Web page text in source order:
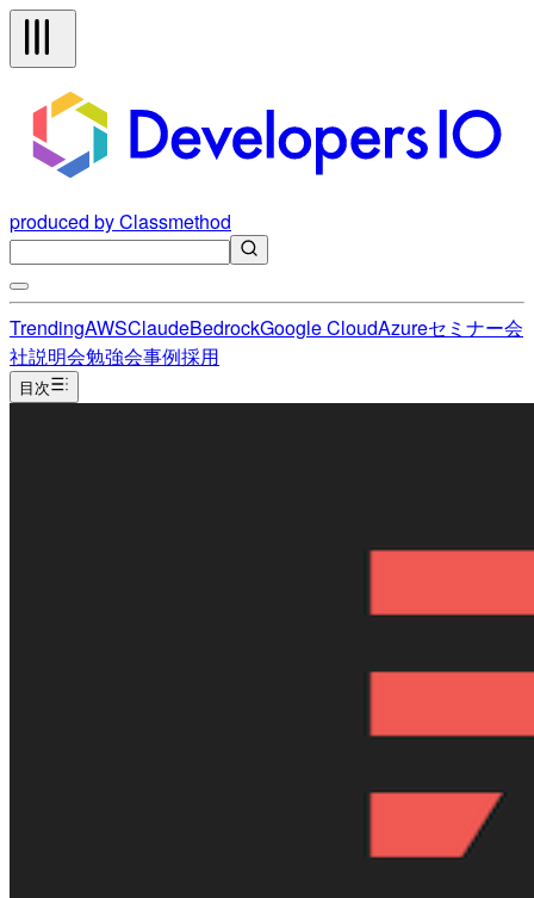
produced by Classmethod
TrendingAWSClaudeBedrockGoogle CloudAzureセミナー会
社説明会勉強会事例採用
目次